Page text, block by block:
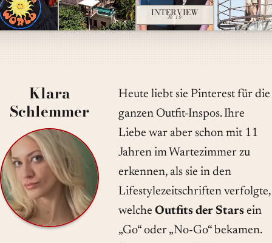
INTERVIEW
№ 19
Klara
Schlemmer
Heute liebt sie Pinterest für die
ganzen Outfit-Inspos. Ihre
Liebe war aber schon mit 11
Jahren im Wartezimmer zu
erkennen, als sie in den
Lifestylezeitschriften verfolgte,
welche Outfits der Stars ein
„Go“ oder „No-Go“ bekamen.